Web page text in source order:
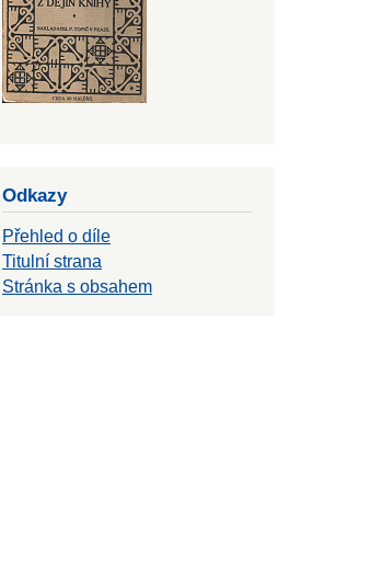
Odkazy
Přehled o díle
Titulní strana
Stránka s obsahem